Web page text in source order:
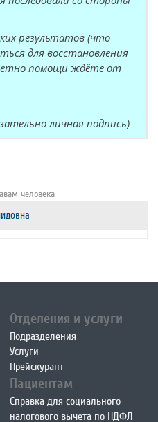
результатов (что
для восстановления
помощи ждёте от
личная подпись)
человека
Отделения и услуги
Подразделения
Услуги
Прейскурант
Пациентам
Справка для социального
налогового вычета по НДФЛ